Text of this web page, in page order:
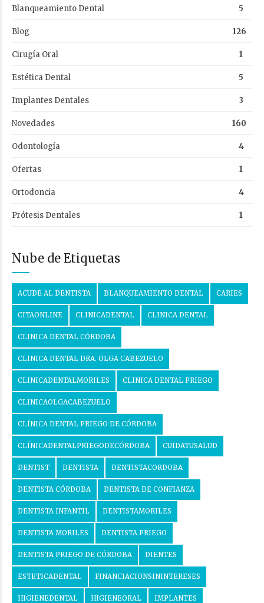
Blanqueamiento Dental 5
Blog 126
Cirugía Oral 1
Estética Dental 5
Implantes Dentales 3
Novedades 160
Odontología 4
Ofertas 1
Ortodoncia 4
Prótesis Dentales 1
Nube de Etiquetas
ACUDE AL DENTISTA BLANQUEAMIENTO DENTAL CARIES
CITAONLINE CLINICADENTAL CLINICA DENTAL
CLINICA DENTAL CÓRDOBA
CLINICA DENTAL DRA. OLGA CABEZUELO
CLINICADENTALMORILES CLINICA DENTAL PRIEGO
CLINICAOLGACABEZUELO
CLÍNICA DENTAL PRIEGO DE CÓRDOBA
CLÍNICADENTALPRIEGODECÓRDOBA CUIDATUSALUD
DENTIST DENTISTA DENTISTACORDOBA
DENTISTA CÓRDOBA DENTISTA DE CONFIANZA
DENTISTA INFANTIL DENTISTAMORILES
DENTISTA MORILES DENTISTA PRIEGO
DENTISTA PRIEGO DE CÓRDOBA DIENTES
ESTETICADENTAL FINANCIACIONSININTERESES
HIGIENEDENTAL HIGIENEORAL IMPLANTES